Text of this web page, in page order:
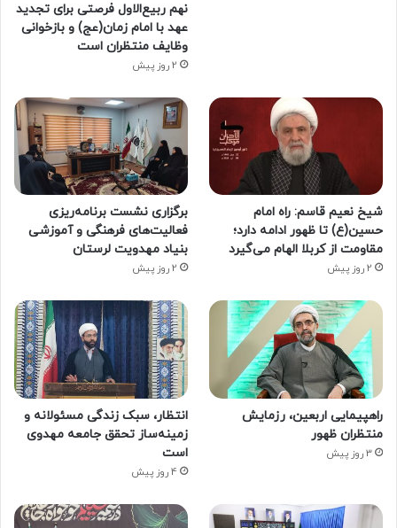
نهم ربیع‌الاول فرصتی برای تجدید
عهد با امام زمان(عج) و بازخوانی
وظایف منتظران است
2 روز پیش
شیخ نعیم قاسم: راه امام
حسین(ع) تا ظهور ادامه دارد؛
مقاومت از کربلا الهام می‌گیرد
2 روز پیش
برگزاری نشست برنامه‌ریزی
فعالیت‌های فرهنگی و آموزشی
بنیاد مهدویت لرستان
2 روز پیش
راهپیمایی اربعین، رزمایش
منتظران ظهور
3 روز پیش
انتظار، سبک زندگی مسئولانه و
زمینه‌ساز تحقق جامعه مهدوی
است
4 روز پیش